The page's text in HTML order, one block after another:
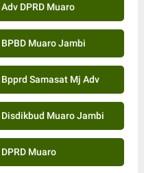
Adv DPRD Muaro
BPBD Muaro Jambi
Bpprd Samasat Mj Adv
Disdikbud Muaro Jambi
DPRD Muaro